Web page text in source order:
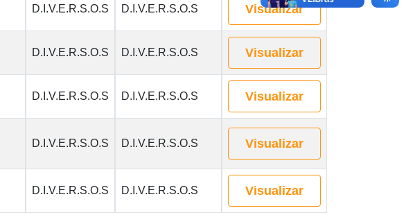
D.I.V.E.R.S.O.S D.I.V.E.R.S.O.S Visualizar
D.I.V.E.R.S.O.S D.I.V.E.R.S.O.S Visualizar
D.I.V.E.R.S.O.S D.I.V.E.R.S.O.S Visualizar
D.I.V.E.R.S.O.S D.I.V.E.R.S.O.S Visualizar
D.I.V.E.R.S.O.S D.I.V.E.R.S.O.S Visualizar